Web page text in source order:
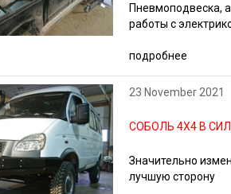
Пневмоподвеска,
работы с
подробнее
23 November 2021
СОБОЛЬ 4Х4 В
Значительно
лучшую сторону